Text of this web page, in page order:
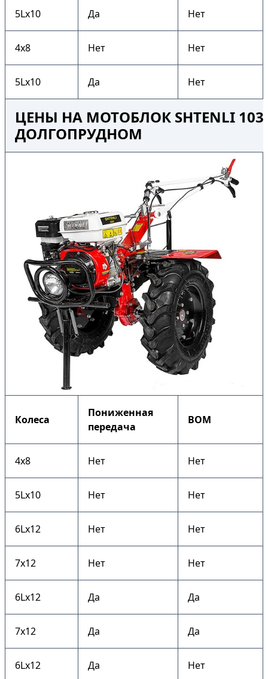
5Lх10 Да Нет
4х8 Нет Нет
5Lх10 Да Нет
ЦЕНЫ НА МОТОБЛОК SHTENLI
ДОЛГОПРУДНОМ
Колеса
Пониженная
передача
ВОМ
4х8 Нет Нет
5Lх10 Нет Нет
6Lх12 Нет Нет
7х12 Нет Нет
6Lх12 Да Да
7х12 Да Да
6Lх12 Да Нет